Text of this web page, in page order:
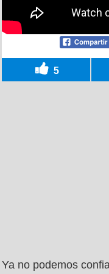
5
Ya no podemos